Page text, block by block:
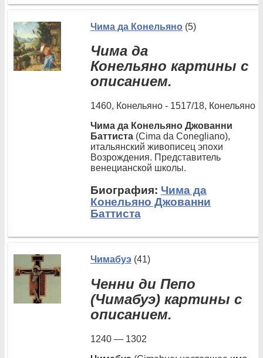
Чима да Конельяно (5)
Чима да
Конельяно картины с
описанием.
1460, Конельяно - 1517/18, Конельяно
Чима да Конельяно Джованни
Баттиста (Cima da Conegliano),
итальянский живописец эпохи
Возрождения. Представитель
венецианской школы.
Биография: Чима да
Конельяно Джованни
Баттиста
Чимабуэ (41)
Ченни ди Пепо
(Чимабуэ) картины с
описанием.
1240 — 1302